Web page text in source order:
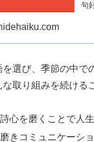
句
選び、季節の中で
取り組みを続ける
心を磨くことで人
きコミュニケーシ